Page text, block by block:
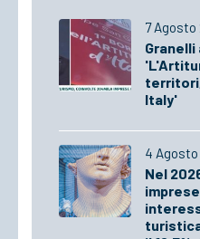
7 Agosto
Granelli
Italy'
4 Agosto
Nel